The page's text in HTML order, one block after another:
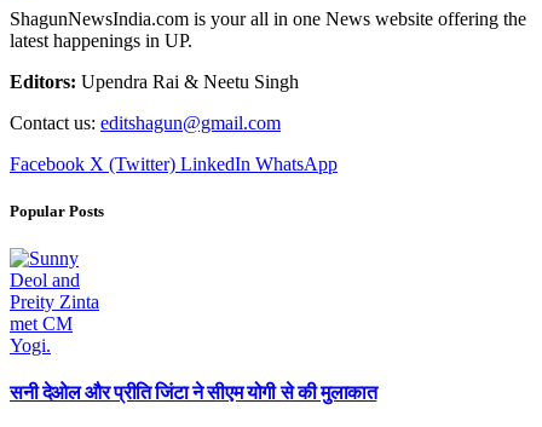
ShagunNewsIndia.com is your all in one News website offering the
latest happenings in UP.
Editors: Upendra Rai & Neetu Singh
Contact us: editshagun@gmail.com
Facebook X (Twitter) LinkedIn WhatsApp
Popular Posts
सनी देओल और प्रीति जिंटा ने सीएम योगी से की मुलाकात